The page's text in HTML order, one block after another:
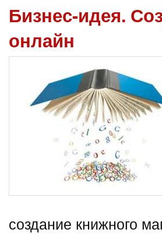
Бизнес-идея.
онлайн
создание книжного